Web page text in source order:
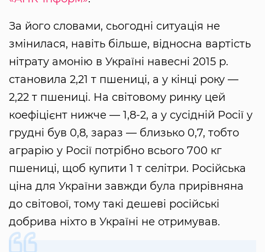
За його словами, сьогодні ситуація не
змінилася, навіть більше, відносна вартість
нітрату амонію в Україні навесні 2015 р.
становила 2,21 т пшениці, а у кінці року —
2,22 т пшениці. На світовому ринку цей
коефіцієнт нижче — 1,8-2, а у сусідній Росії у
грудні був 0,8, зараз — близько 0,7, тобто
аграрію у Росії потрібно всього 700 кг
пшениці, щоб купити 1 т селітри. Російська
ціна для України завжди була прирівняна
до світової, тому такі дешеві російські
добрива ніхто в Україні не отримував.